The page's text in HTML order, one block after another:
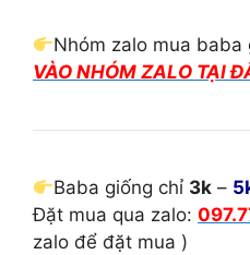
Nhóm zalo mua
VÀO NHÓM ZALO TẠI
Baba giống chỉ 3k –
Đặt mua qua zalo:
zalo để đặt mua )